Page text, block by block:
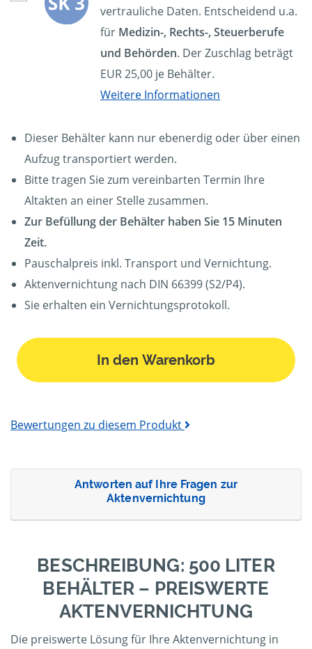
vertrauliche Daten. Entscheidend u.a.
für Medizin-, Rechts-, Steuerberufe
und Behörden. Der Zuschlag beträgt
EUR 25,00 je Behälter.
Weitere Informationen
Dieser Behälter kann nur ebenerdig oder über einen
Aufzug transportiert werden.
Bitte tragen Sie zum vereinbarten Termin Ihre
Altakten an einer Stelle zusammen.
Zur Befüllung der Behälter haben Sie 15 Minuten
Zeit.
Pauschalpreis inkl. Transport und Vernichtung.
Aktenvernichtung nach DIN 66399 (S2/P4).
Sie erhalten ein Vernichtungsprotokoll.
In den Warenkorb
Bewertungen zu diesem Produkt
Antworten auf Ihre Fragen zur
Aktenvernichtung
BESCHREIBUNG: 500 LITER
BEHÄLTER – PREISWERTE
AKTENVERNICHTUNG
Die preiswerte Lösung für Ihre Aktenvernichtung in